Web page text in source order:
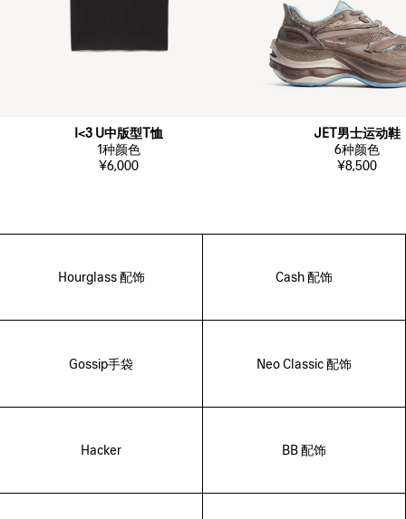
I<3 U中版型T恤
1种颜色
¥6,000
JET男士运动鞋
6种颜色
¥8,500
Hourglass 配饰 Cash 配饰
Gossip手袋 Neo Classic 配饰
Hacker BB 配饰